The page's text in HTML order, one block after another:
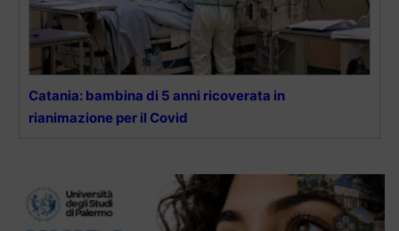
Catania: bambina di 5 anni ricoverata in
rianimazione per il Covid